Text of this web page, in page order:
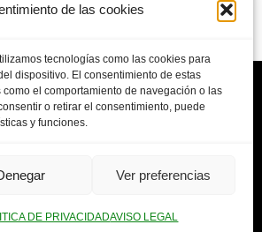
de las cookies
tecnologías como las cookies para
dispositivo. El consentimiento de estas
el comportamiento de navegación o las
o retirar el consentimiento, puede
y funciones.
Ver preferencias
DE PRIVACIDADAVISO LEGAL
DE PRIVACIDAD
DATOS SEGUROS